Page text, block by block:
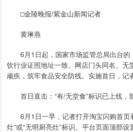
□金陵晚报/紫金山新闻记者
黄琳燕
6月1日起，国家市场监管总局出台的
饮行业证照地址一致、网店门头同名、无
顽疾，筑牢食品安全防线。实施首日，记
首日直击：“有/无堂食”标识已上线，
6月1日一早，记者打开淘宝闪购首页
灶”或“无明厨亮灶”标识。平台页面顶部